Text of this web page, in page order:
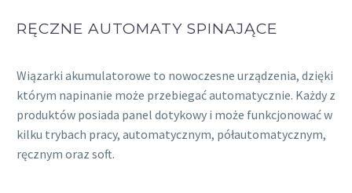
RĘCZNE AUTOMATY SPINAJĄCE
Wiązarki akumulatorowe to nowoczesne urządzenia, dzięki
którym napinanie może przebiegać automatycznie. Każdy z
produktów posiada panel dotykowy i może funkcjonować w
kilku trybach pracy, automatycznym, półautomatycznym,
ręcznym oraz soft.